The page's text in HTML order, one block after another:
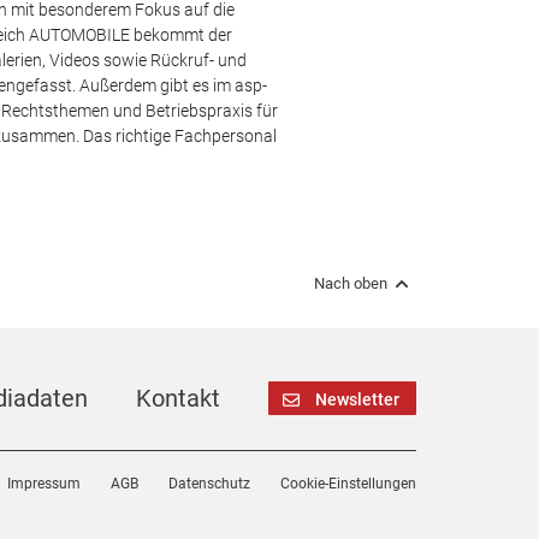
mit besonderem Fokus auf die
AUTOMOBILE bekommt der
Videos sowie Rückruf- und
Außerdem gibt es im asp-
und Betriebspraxis für
Das richtige Fachpersonal
Nach oben
Kontakt Newsletter
Impressum AGB Datenschutz Cookie-Einstellungen